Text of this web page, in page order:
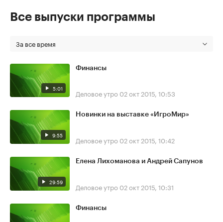
Все выпуски программы
За все время
5:01
Финансы
Деловое утро 02 окт 2015, 10:53
9:55
Новинки на выставке «ИгроМир»
Деловое утро 02 окт 2015, 10:42
29:59
Елена Лихоманова и Андрей Сапунов
Деловое утро 02 окт 2015, 10:31
Финансы